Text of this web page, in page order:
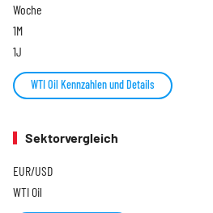
Woche
1M
1J
WTI Oil Kennzahlen und Details
Sektorvergleich
EUR/USD
WTI Oil